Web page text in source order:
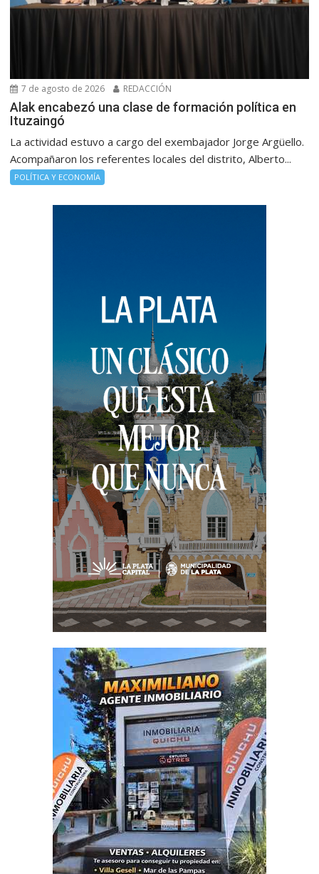
7 de agosto de 2026 REDACCIÓN
Alak encabezó una clase de formación política en
Ituzaingó
La actividad estuvo a cargo del exembajador Jorge Argüello.
Acompañaron los referentes locales del distrito, Alberto...
POLÍTICA Y ECONOMÍA